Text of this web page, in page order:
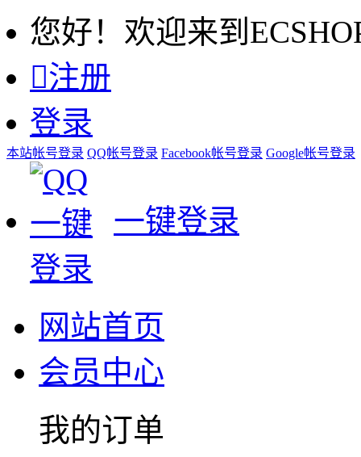
您好！欢迎来到
注册
登录
本站帐号登录 QQ帐号登录 Facebook帐号登录 Google帐号登录
一键登录
网站首页
会员中心
我的订单